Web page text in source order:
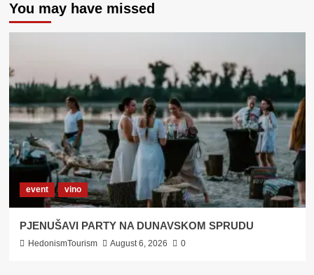
SECESIJE,
OD
OSIJEKA
You may have missed
event vino
PJENUŠAVI PARTY NA DUNAVSKOM SPRUDU
HedonismTourism August 6, 2026 0